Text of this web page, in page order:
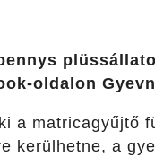
oldalon
a matricagyűjtő
kerülhetne, a